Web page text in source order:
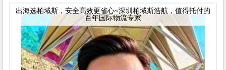
出海选柏域斯，安全高效更省心~深圳柏域斯浩航，值得托付的
百年国际物流专家